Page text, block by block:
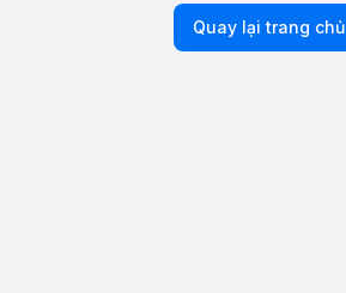
Quay lại trang chủ